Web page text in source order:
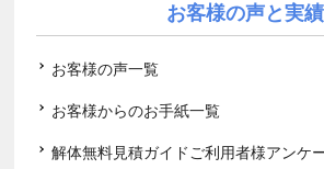
お客様の声と実績
お客様の声一覧
お客様からのお手紙一覧
解体無料見積ガイドご利用者様アンケ